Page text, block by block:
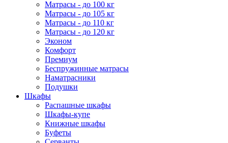
Матрасы - до 100 кг
Матрасы - до 105 кг
Матрасы - до 110 кг
Матрасы - до 120 кг
Эконом
Комфорт
Премиум
Беспружинные матрасы
Наматрасники
Подушки
Шкафы
Распашные шкафы
Шкафы-купе
Книжные шкафы
Буфеты